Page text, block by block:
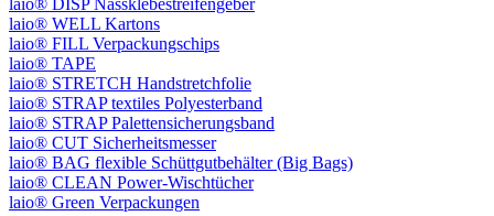
laio® DISP Nassklebestreifengeber
laio® WELL Kartons
laio® FILL Verpackungschips
laio® TAPE
laio® STRETCH Handstretchfolie
laio® STRAP textiles Polyesterband
laio® STRAP Palettensicherungsband
laio® CUT Sicherheitsmesser
laio® BAG flexible Schüttgutbehälter (Big Bags)
laio® CLEAN Power-Wischtücher
laio® Green Verpackungen